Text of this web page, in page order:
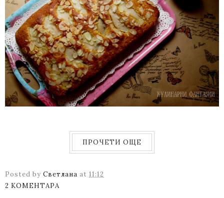
ПРОЧЕТИ ОЩЕ
Posted by Светлана at 11:12
2 КОМЕНТАРА